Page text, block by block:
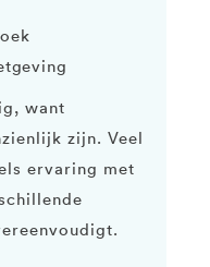
want
zijn. Veel
ervaring met